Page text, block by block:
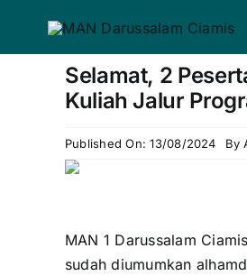
content
Selamat, 2
Kuliah Jalur
Published On: 13/08/2024 By
MAN 1 Darussalam
sudah diumumkan